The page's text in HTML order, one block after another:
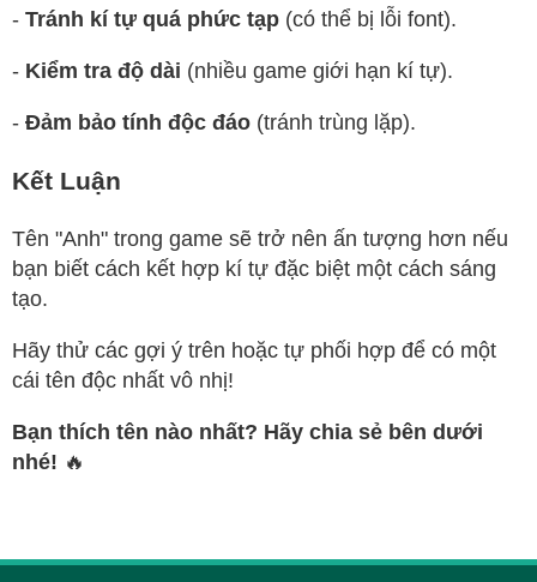
- Tránh kí tự quá phức tạp (có thể bị lỗi font).
- Kiểm tra độ dài (nhiều game giới hạn kí tự).
- Đảm bảo tính độc đáo (tránh trùng lặp).
Kết Luận
Tên "Anh" trong game sẽ trở nên ấn tượng hơn nếu
bạn biết cách kết hợp kí tự đặc biệt một cách sáng
tạo.
Hãy thử các gợi ý trên hoặc tự phối hợp để có một
cái tên độc nhất vô nhị!
Bạn thích tên nào nhất? Hãy chia sẻ bên dưới
nhé! 🔥